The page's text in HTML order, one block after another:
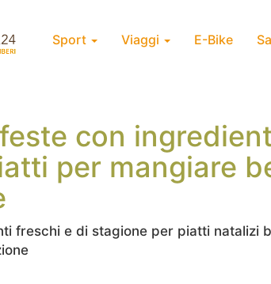
Sport Viaggi E-Bike
con
per mangiare
freschi e di stagione per piatti natalizi